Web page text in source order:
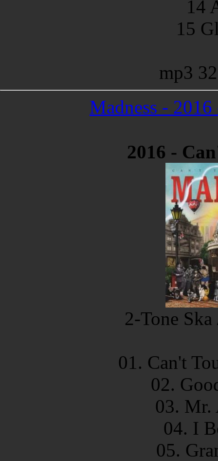
14
15
mp3
Madness -
2016 -
2-Tone
01. Can't
02.
03. Mr.
04. I
05.